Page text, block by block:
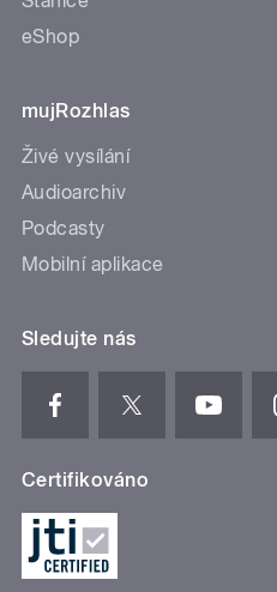
eShop
mujRozhlas
Živé vysílání
Audioarchiv
Podcasty
Mobilní aplikace
Sledujte nás
Certifikováno